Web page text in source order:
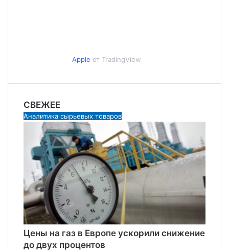
Apple от TradingView
СВЕЖЕЕ
Аналитика сырьевых товаров
Цены на газ в Европе ускорили снижение
до двух процентов